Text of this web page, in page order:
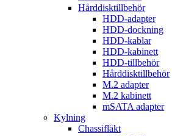
Hårddisktillbehör
HDD-adapter
HDD-dockning
HDD-kablar
HDD-kabinett
HDD-tillbehör
Hårddisktillbehör
M.2 adapter
M.2 kabinett
mSATA adapter
Kylning
Chassifläkt